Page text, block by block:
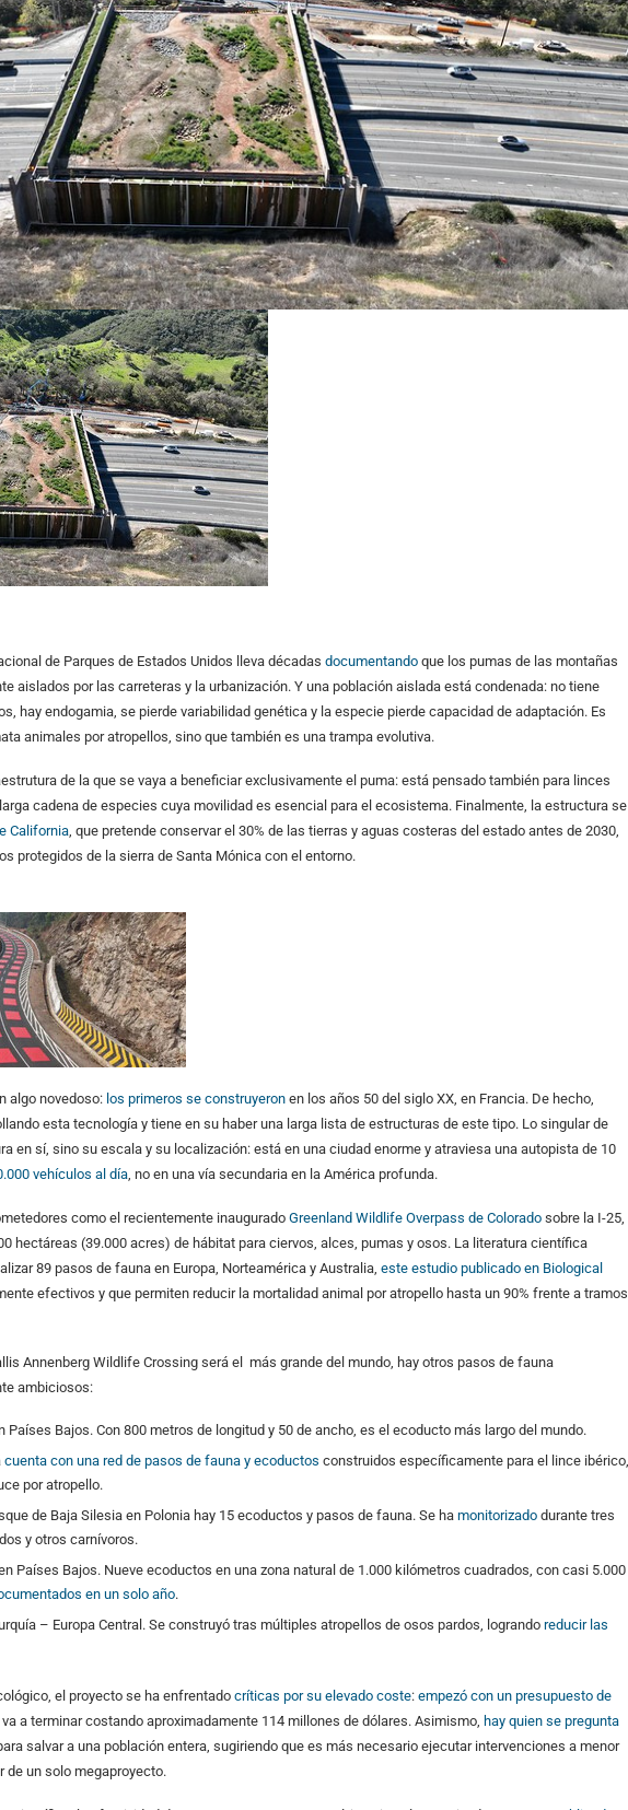
de Parques de Estados Unidos lleva décadas documentando que los pumas de las montañas
aislados por las carreteras y la urbanización. Y una población aislada está condenada: no tiene
hay endogamia, se pierde variabilidad genética y la especie pierde capacidad de adaptación. Es
animales por atropellos, sino que también es una trampa evolutiva.
de la que se vaya a beneficiar exclusivamente el puma: está pensado también para linces
cadena de especies cuya movilidad es esencial para el ecosistema. Finalmente, la estructura se
California , que pretende conservar el 30% de las tierras y aguas costeras del estado antes de 2030,
protegidos de la sierra de Santa Mónica con el entorno.
algo novedoso: los primeros se construyeron en los años 50 del siglo XX, en Francia. De hecho,
esta tecnología y tiene en su haber una larga lista de estructuras de este tipo. Lo singular de
en sí, sino su escala y su localización: está en una ciudad enorme y atraviesa una autopista de 10
vehículos al día , no en una vía secundaria en la América profunda.
como el recientemente inaugurado Greenland Wildlife Overpass de Colorado sobre la I-25,
hectáreas (39.000 acres) de hábitat para ciervos, alces, pumas y osos. La literatura científica
89 pasos de fauna en Europa, Norteamérica y Australia, este estudio publicado en Biological
efectivos y que permiten reducir la mortalidad animal por atropello hasta un 90% frente a tramos
Annenberg Wildlife Crossing será el más grande del mundo, hay otros pasos de fauna
ambiciosos:
Países Bajos. Con 800 metros de longitud y 50 de ancho, es el ecoducto más largo del mundo.
cuenta con una red de pasos de fauna y ecoductos construidos específicamente para el lince ibérico,
por atropello.
de Baja Silesia en Polonia hay 15 ecoductos y pasos de fauna. Se ha monitorizado durante tres
y otros carnívoros.
Países Bajos. Nueve ecoductos en una zona natural de 1.000 kilómetros cuadrados, con casi 5.000
en un solo año.
– Europa Central. Se construyó tras múltiples atropellos de osos pardos, logrando reducir las
el proyecto se ha enfrentado críticas por su elevado coste: empezó con un presupuesto de
a terminar costando aproximadamente 114 millones de dólares. Asimismo, hay quien se pregunta
salvar a una población entera, sugiriendo que es más necesario ejecutar intervenciones a menor
de un solo megaproyecto.